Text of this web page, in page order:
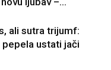
ali sutra trijumf:
ustati jači